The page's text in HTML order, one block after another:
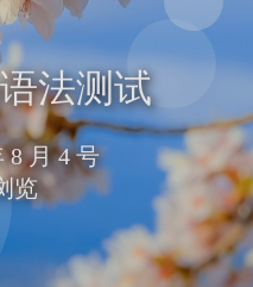
法测试
8 月 4 号
览